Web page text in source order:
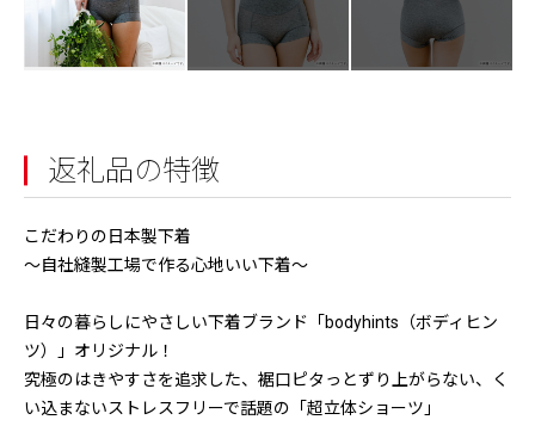
返礼品の特徴
こだわりの日本製下着
～自社縫製工場で作る心地いい下着～
日々の暮らしにやさしい下着ブランド「bodyhints（ボディヒン
ツ）」オリジナル！
究極のはきやすさを追求した、裾口ピタっとずり上がらない、く
い込まないストレスフリーで話題の「超立体ショーツ」